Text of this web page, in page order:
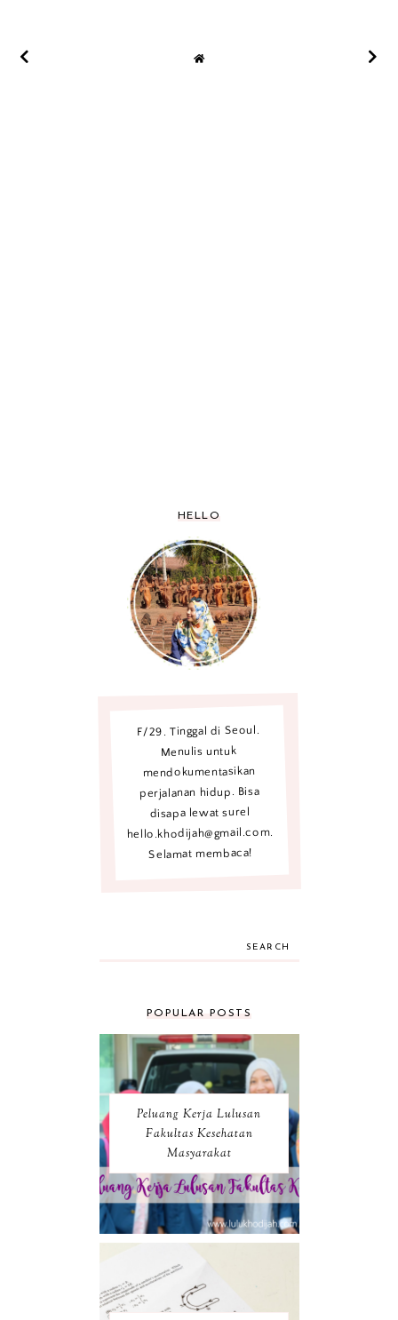
HELLO
F/29. Tinggal di Seoul.
Menulis untuk
mendokumentasikan
perjalanan hidup. Bisa
disapa lewat surel
hello.khodijah@gmail.com.
Selamat membaca!
SEARCH
POPULAR POSTS
Peluang Kerja Lulusan
Fakultas Kesehatan
Masyarakat